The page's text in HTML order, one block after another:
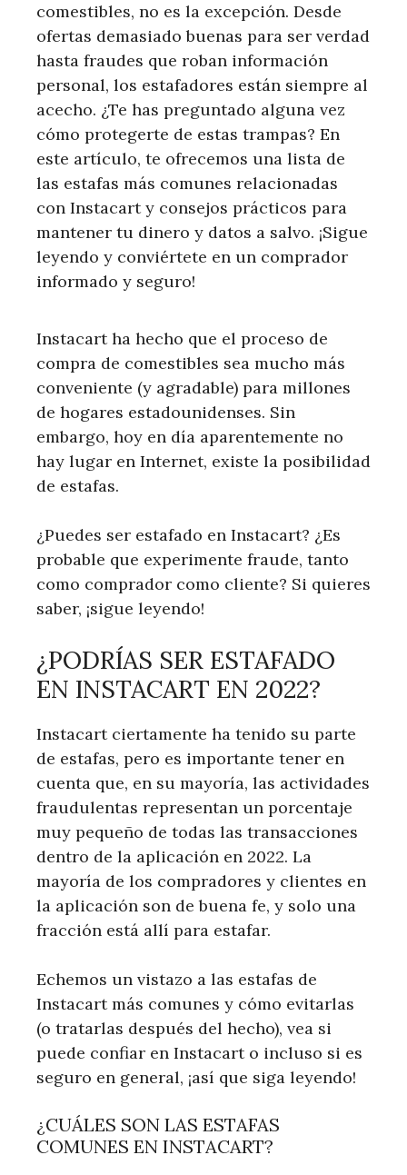
comestibles, no es la excepción. Desde
ofertas demasiado buenas para ser verdad
hasta fraudes que roban información
personal, los estafadores están siempre al
acecho. ¿Te has preguntado alguna vez
cómo protegerte de estas trampas? En
este artículo, te ofrecemos una lista de
las estafas más comunes relacionadas
con Instacart y consejos prácticos para
mantener tu dinero y datos a salvo. ¡Sigue
leyendo y conviértete en un comprador
informado y seguro!
Instacart ha hecho que el proceso de
compra de comestibles sea mucho más
conveniente (y agradable) para millones
de hogares estadounidenses. Sin
embargo, hoy en día aparentemente no
hay lugar en Internet, existe la posibilidad
de estafas.
¿Puedes ser estafado en Instacart? ¿Es
probable que experimente fraude, tanto
como comprador como cliente? Si quieres
saber, ¡sigue leyendo!
¿PODRÍAS SER ESTAFADO
EN INSTACART EN 2022?
Instacart ciertamente ha tenido su parte
de estafas, pero es importante tener en
cuenta que, en su mayoría, las actividades
fraudulentas representan un porcentaje
muy pequeño de todas las transacciones
dentro de la aplicación en 2022. La
mayoría de los compradores y clientes en
la aplicación son de buena fe, y solo una
fracción está allí para estafar.
Echemos un vistazo a las estafas de
Instacart más comunes y cómo evitarlas
(o tratarlas después del hecho), vea si
puede confiar en Instacart o incluso si es
seguro en general, ¡así que siga leyendo!
¿CUÁLES SON LAS ESTAFAS
COMUNES EN INSTACART?